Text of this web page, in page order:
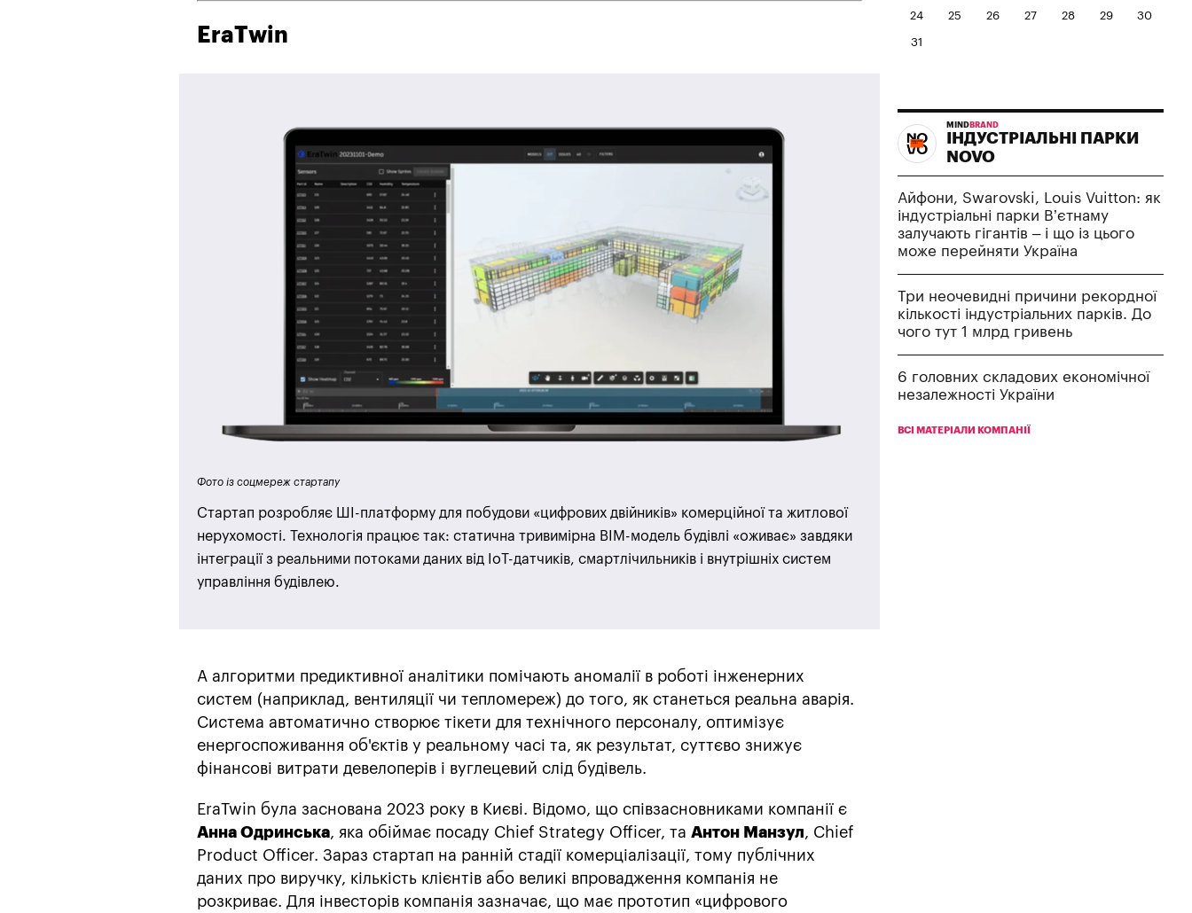
EraTwin
Фото із соцмереж стартапу
Стартап розробляє ШI-платформу для побудови «цифрових двійників» комерційної та житлової
нерухомості. Технологія працює так: статична тривимірна BIM-модель будівлі «оживає» завдяки
інтеграції з реальними потоками даних від IoT-датчиків, смартлічильників і внутрішніх систем
управління будівлею.
А алгоритми предиктивної аналітики помічають аномалії в роботі інженерних
систем (наприклад, вентиляції чи тепломереж) до того, як станеться реальна аварія.
Система автоматично створює тікети для технічного персоналу, оптимізує
енергоспоживання об'єктів у реальному часі та, як результат, суттєво знижує
фінансові витрати девелоперів і вуглецевий слід будівель.
EraTwin була заснована 2023 року в Києві. Відомо, що співзасновниками компанії є
⁠Анна Одринська, яка обіймає посаду Chief Strategy Officer, та Антон Манзул, Chief
Product Officer. Зараз стартап на ранній стадії комерціалізації, тому публічних
даних про виручку, кількість клієнтів або великі впровадження компанія не
розкриває. Для інвесторів компанія зазначає, що має прототип «цифрового
24 25 26 27 28 29 30
31
MIND BRAND
ІНДУСТРІАЛЬНІ ПАРКИ
NOVO
Айфони, Swarovski, Louis Vuitton: як
індустріальні парки В’єтнаму
залучають гігантів – і що із цього
може перейняти Україна
Три неочевидні причини рекордної
кількості індустріальних парків. До
чого тут 1 млрд гривень
6 головних складових економічної
незалежності України
ВСІ МАТЕРІАЛИ КОМПАНІЇ